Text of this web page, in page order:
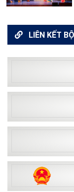
LIÊN KẾT